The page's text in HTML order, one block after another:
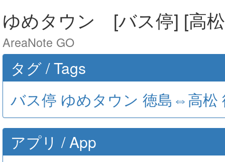
ゆめタウン [バス停] [高
AreaNote GO
タグ / Tags
バス停 ゆめタウン 徳島⇔高松
アプリ / App